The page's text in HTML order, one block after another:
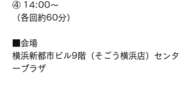
④ 14:00～
（各回約60分）
■会場
横浜新都市ビル9階（そごう横浜店）センタ
ープラザ